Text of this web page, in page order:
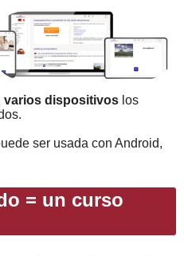
varios dispositivos los
ser usada con Android,
= un curso